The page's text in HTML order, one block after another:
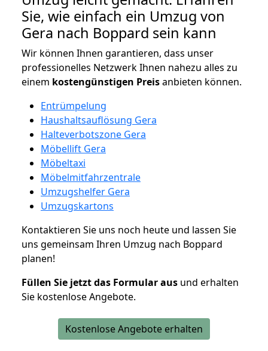
Sie, wie einfach ein Umzug von
Gera nach Boppard sein kann
Wir können Ihnen garantieren, dass unser
professionelles Netzwerk Ihnen nahezu alles zu
einem kostengünstigen Preisanbieten können.
Entrümpelung
Haushaltsauflösung Gera
Halteverbotszone Gera
Möbellift Gera
Möbeltaxi
Möbelmitfahrzentrale
Umzugshelfer Gera
Umzugskartons
Kontaktieren Sie uns noch heute und lassen Sie
uns gemeinsam Ihren Umzug nach Boppard
planen!
Füllen Sie jetzt das Formular aus und erhalten
Sie kostenlose Angebote.
Kostenlose Angebote erhalten